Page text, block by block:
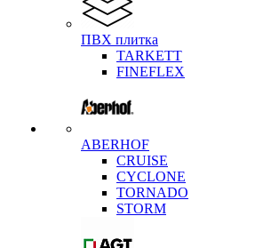
ПВХ плитка
TARKETT
FINEFLEX
ABERHOF
CRUISE
CYCLONE
TORNADO
STORM